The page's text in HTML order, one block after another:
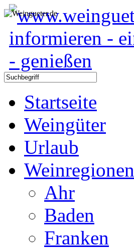
Startseite
Weingüter
Urlaub
Weinregionen
Ahr
Baden
Franken